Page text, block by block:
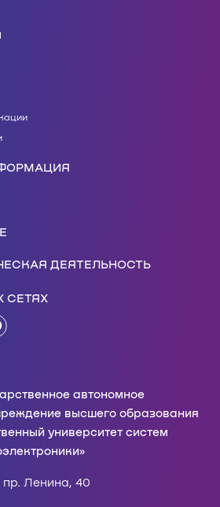
ДЕЯТЕЛЬНОСТЬ
СЕТЯХ
автономное
высшего образования
университет систем
пр. Ленина, 40